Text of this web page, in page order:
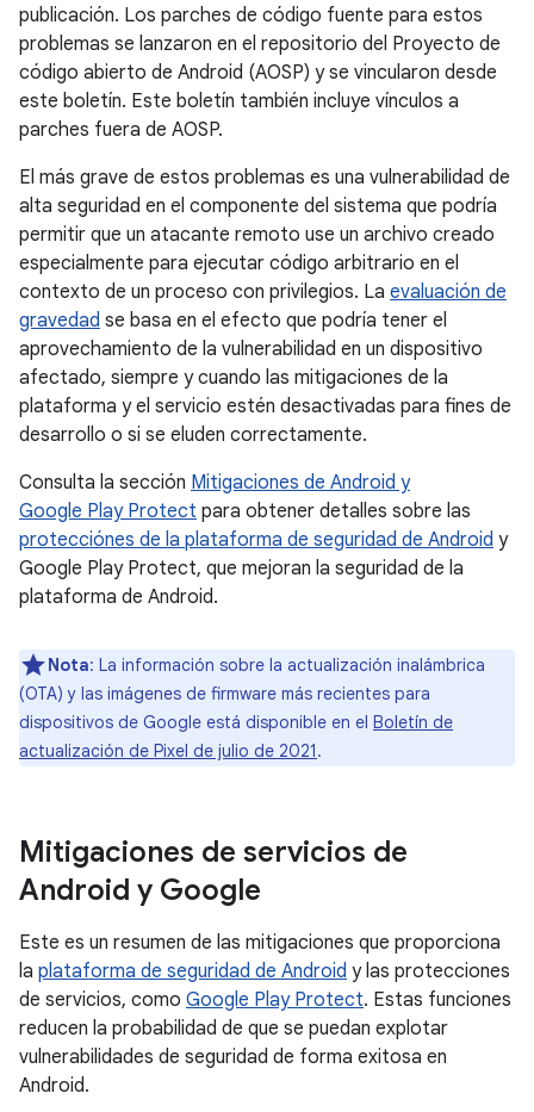
publicación. Los parches de código fuente para estos
problemas se lanzaron en el repositorio del Proyecto de
código abierto de Android (AOSP) y se vincularon desde
este boletín. Este boletín también incluye vínculos a
parches fuera de AOSP.
El más grave de estos problemas es una vulnerabilidad de
alta seguridad en el componente del sistema que podría
permitir que un atacante remoto use un archivo creado
especialmente para ejecutar código arbitrario en el
contexto de un proceso con privilegios. La evaluación de
gravedad se basa en el efecto que podría tener el
aprovechamiento de la vulnerabilidad en un dispositivo
afectado, siempre y cuando las mitigaciones de la
plataforma y el servicio estén desactivadas para fines de
desarrollo o si se eluden correctamente.
Consulta la sección Mitigaciones de Android y
Google Play Protect para obtener detalles sobre las
protecciónes de la plataforma de seguridad de Android y
Google Play Protect, que mejoran la seguridad de la
plataforma de Android.
Nota: La información sobre la actualización inalámbrica
(OTA) y las imágenes de firmware más recientes para
dispositivos de Google está disponible en el Boletín de
actualización de Pixel de julio de 2021.
Mitigaciones de servicios de
Android y Google
Este es un resumen de las mitigaciones que proporciona
la plataforma de seguridad de Android y las protecciones
de servicios, como Google Play Protect. Estas funciones
reducen la probabilidad de que se puedan explotar
vulnerabilidades de seguridad de forma exitosa en
Android.